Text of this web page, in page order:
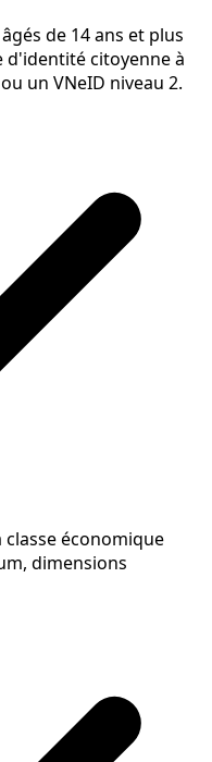
de 14 ans et plus
d'identité citoyenne à
un VNeID niveau 2.
classe économique
dimensions